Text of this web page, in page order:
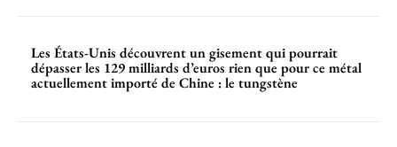
Les États-Unis découvrent un gisement qui pourrait
dépasser les 129 milliards d’euros rien que pour ce métal
actuellement importé de Chine : le tungstène